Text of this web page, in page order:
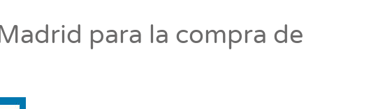
para la compra de